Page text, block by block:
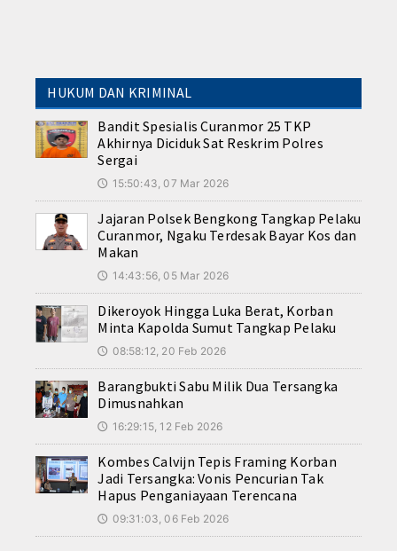
HUKUM DAN KRIMINAL
Bandit Spesialis Curanmor 25 TKP
Akhirnya Diciduk Sat Reskrim Polres
Sergai
🕔 15:50:43, 07 Mar 2026
Jajaran Polsek Bengkong Tangkap Pelaku
Curanmor, Ngaku Terdesak Bayar Kos dan
Makan
🕔 14:43:56, 05 Mar 2026
Dikeroyok Hingga Luka Berat, Korban
Minta Kapolda Sumut Tangkap Pelaku
🕔 08:58:12, 20 Feb 2026
Barangbukti Sabu Milik Dua Tersangka
Dimusnahkan
🕔 16:29:15, 12 Feb 2026
Kombes Calvijn Tepis Framing Korban
Jadi Tersangka: Vonis Pencurian Tak
Hapus Penganiayaan Terencana
🕔 09:31:03, 06 Feb 2026